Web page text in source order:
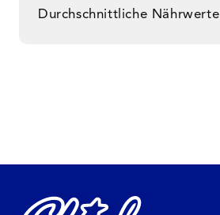
Durchschnittliche Nährwerte